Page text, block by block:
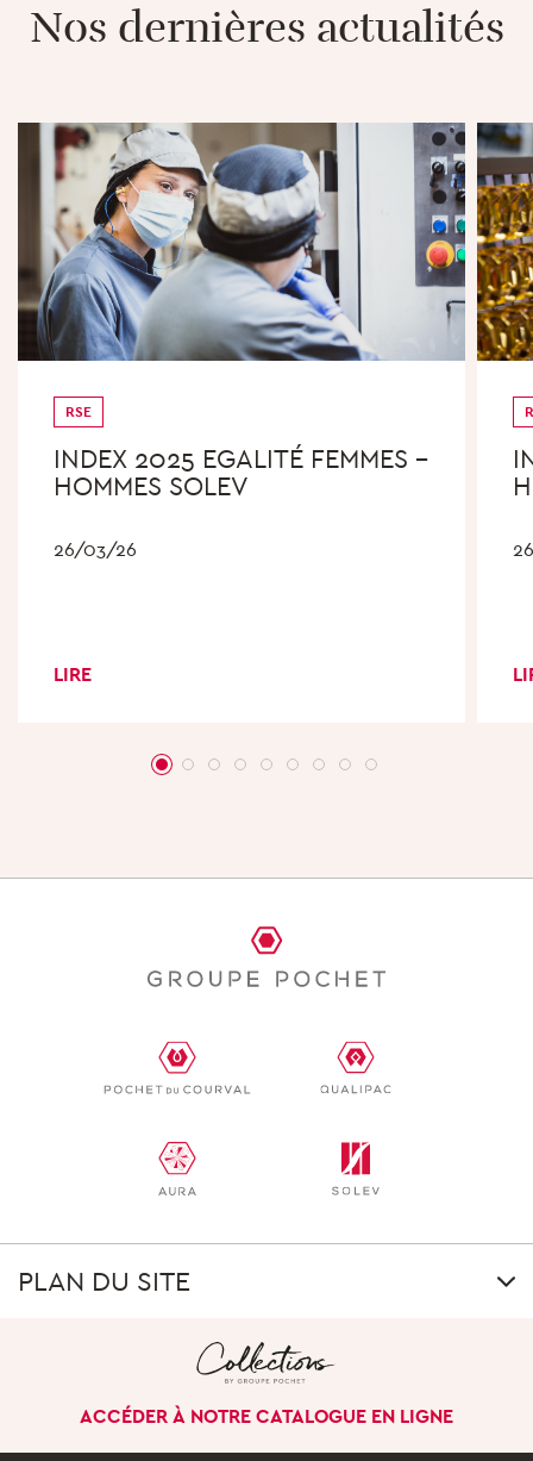
Nos dernières actualités
RSE
INDEX 2025 EGALITÉ FEMMES –
HOMMES SOLEV
26/03/26
LIRE
PLAN DU SITE
LE GROUPE
Notre singularité
ACCÉDER À NOTRE CATALOGUE EN LIGNE